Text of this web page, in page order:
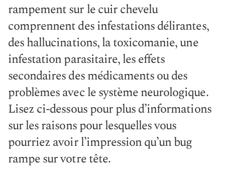
rampement sur le cuir chevelu
comprennent des infestations délirantes,
des hallucinations, la toxicomanie, une
infestation parasitaire, les effets
secondaires des médicaments ou des
problèmes avec le système neurologique.
Lisez ci-dessous pour plus d’informations
sur les raisons pour lesquelles vous
pourriez avoir l’impression qu’un bug
rampe sur votre tête.